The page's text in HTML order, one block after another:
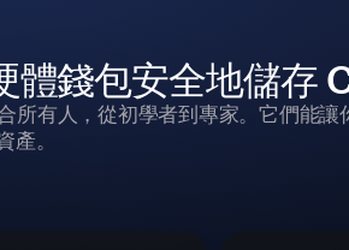
體錢包安全地儲存
所有人，從初學者到專家。它們能
產。